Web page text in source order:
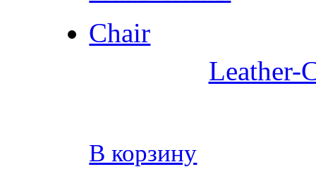
Leather-
В корзину